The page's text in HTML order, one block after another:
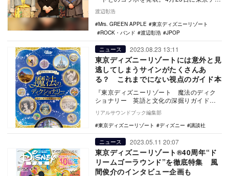
ズニーシー・ホテルミラコスタにて記…
渡辺彰浩
Mrs. GREEN APPLE
東京ディズニーリゾート
ROCK・バンド
渡辺彰浩 JPOP
ニュース 2023.08.23 13:11
東京ディズニーリゾートには意外と見
逃してしまうサインがたくさんあ
る？ これまでにない視点のガイド本
『東京ディズニーリゾート 魔法のディク
ショナリー 英語と文化の深掘りガイド』
が8月25日に講談社より発売される。 東
京デ…
リアルサウンドブック編集部
東京ディズニーリゾート
ディズニー 講談社
ニュース 2023.05.11 20:07
東京ディズニーリゾート®40周年“ド
リームゴーラウンド”を徹底特集 風
間俊介のインタビュー企画も